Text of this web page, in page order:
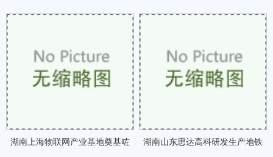
湖南上海物联网产业基地奠基咗 湖南山东思达高科研发生产地铁